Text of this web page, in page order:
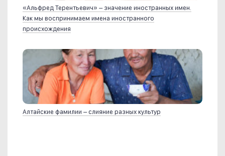
«Альфред Терентьевич» – значение иностранных имен.
Как мы воспринимаем имена иностранного
происхождения
Алтайские фамилии – слияние разных культур